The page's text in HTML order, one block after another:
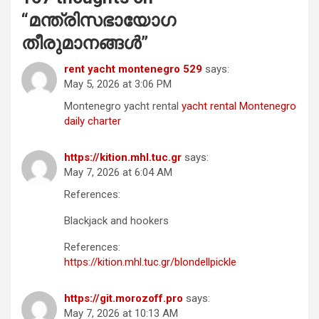
“മന്ത്രിസഭായോഗ
തീരുമാനങ്ങള്‍”
rent yacht montenegro 529 says:
May 5, 2026 at 3:06 PM
Montenegro yacht rental yacht rental Montenegro
daily charter
https://kition.mhl.tuc.gr says:
May 7, 2026 at 6:04 AM
References:
Blackjack and hookers
References:
https://kition.mhl.tuc.gr/blondellpickle
https://git.morozoff.pro says:
May 7, 2026 at 10:13 AM